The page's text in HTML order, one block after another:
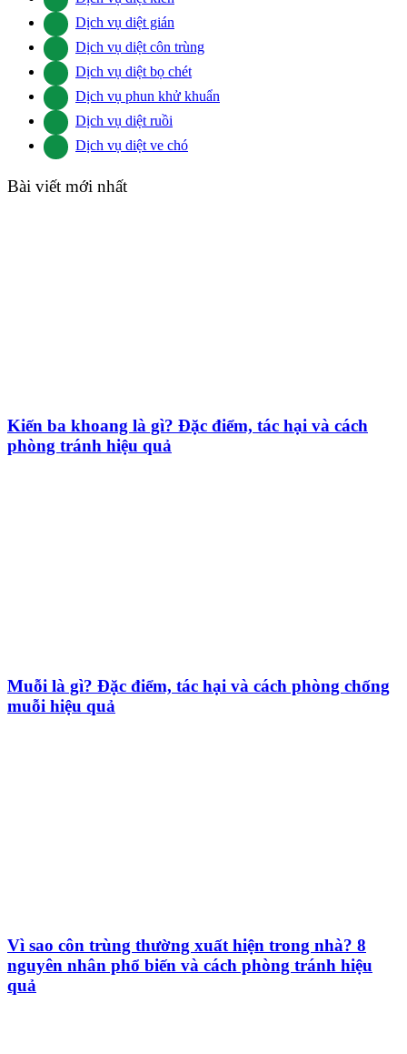
Dịch vụ diệt gián
Dịch vụ diệt côn trùng
Dịch vụ diệt bọ chét
Dịch vụ phun khử khuẩn
Dịch vụ diệt ruồi
Dịch vụ diệt ve chó
Bài viết mới nhất
Kiến ba khoang là gì? Đặc điểm, tác hại và cách
phòng tránh hiệu quả
Muỗi là gì? Đặc điểm, tác hại và cách phòng chống
muỗi hiệu quả
Vì sao côn trùng thường xuất hiện trong nhà? 8
nguyên nhân phổ biến và cách phòng tránh hiệu
quả